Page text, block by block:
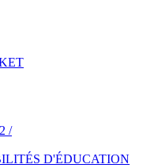
/
D'ÉDUCATION